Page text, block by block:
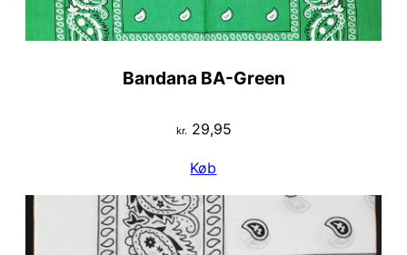
Bandana BA-Green
kr.29,95
Køb